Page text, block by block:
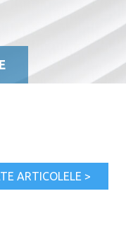
ARTICOLELE >